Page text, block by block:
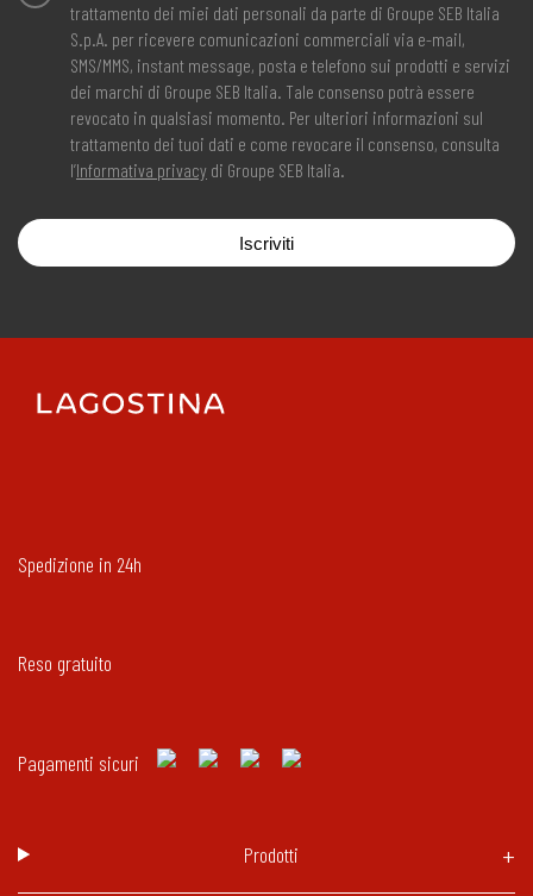
trattamento dei miei dati personali da parte di Groupe SEB Italia
S.p.A. per ricevere comunicazioni commerciali via e-mail,
SMS/MMS, instant message, posta e telefono sui prodotti e servizi
dei marchi di Groupe SEB Italia. Tale consenso potrà essere
revocato in qualsiasi momento. Per ulteriori informazioni sul
trattamento dei tuoi dati e come revocare il consenso, consulta
l’Informativa privacy di Groupe SEB Italia.
Iscriviti
Spedizione in 24h
Reso gratuito
Pagamenti sicuri
Prodotti